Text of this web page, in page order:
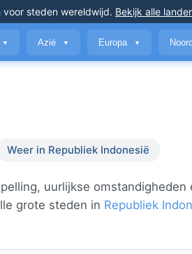
voor steden wereldwijd. Bekijk alle
▼ Azië ▼ Europa ▼
Weer in Republiek Indonesië
uurlijkse omstandigheden
grote steden in Republiek